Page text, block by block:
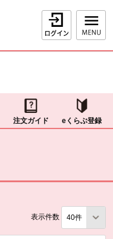
ログイン
注文ガイド eくらぶ登録
表示件数